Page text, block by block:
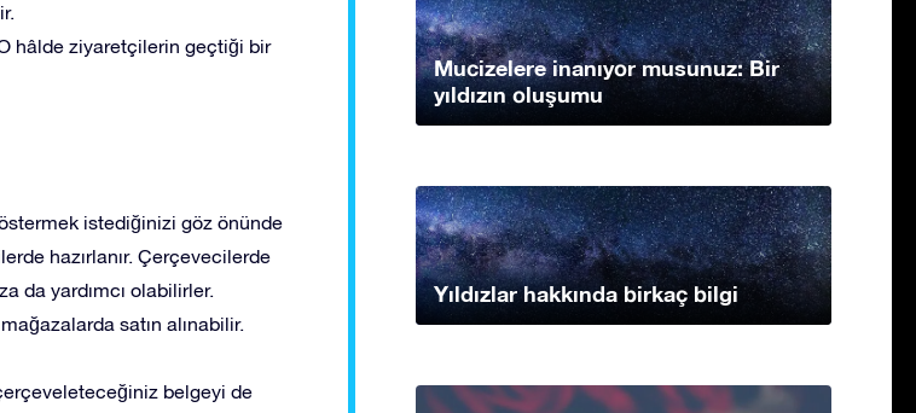
hâlde ziyaretçilerin geçtiği bir
istediğinizi göz önünde
hazırlanır. Çerçevecilerde
da yardımcı olabilirler.
satın alınabilir.
belgeyi de
Mucizelere inanıyor musunuz: Bir
yıldızın oluşumu
Yıldızlar hakkında birkaç bilgi